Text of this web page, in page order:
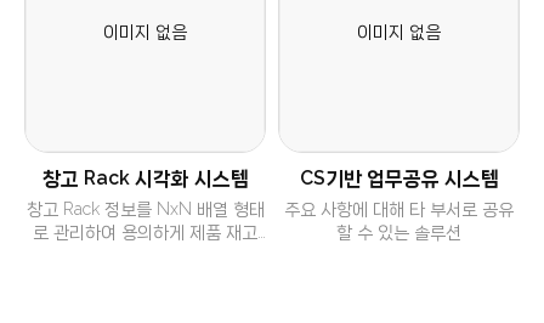
창고 Rack 시각화 시스템
창고 Rack 정보를 NxN 배열 형태
로 관리하여 용의하게 제품 재고
CS기반 업무공유 시스템
주요 사항에 대해 타 부서로 공유
할 수 있는 솔루션